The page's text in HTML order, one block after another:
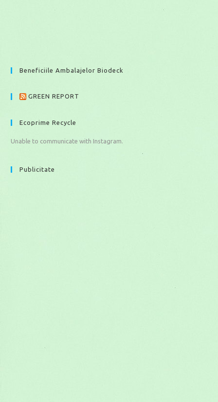
Beneficiile Ambalajelor Biodeck
GREEN REPORT
Ecoprime Recycle
Unable to communicate with Instagram.
Publicitate